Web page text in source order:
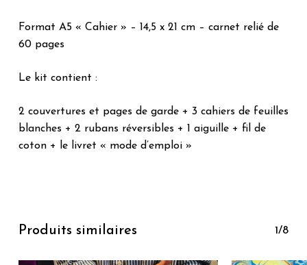
Format A5 « Cahier » – 14,5 x 21 cm – carnet relié de
60 pages
Le kit contient :
2 couvertures et pages de garde + 3 cahiers de feuilles
blanches + 2 rubans réversibles + 1 aiguille + fil de
coton + le livret « mode d’emploi »
Produits similaires 1/8